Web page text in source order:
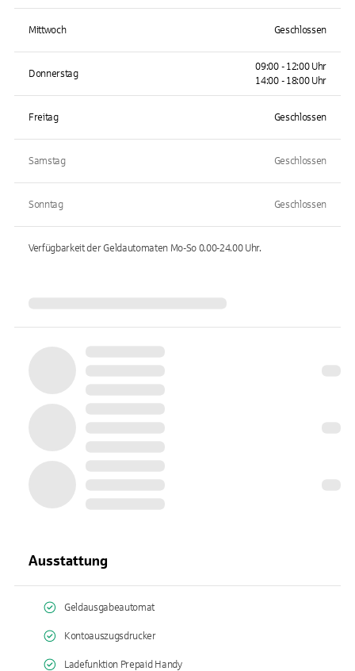
Mittwoch Geschlossen
Donnerstag
09:00 - 12:00 Uhr
14:00 - 18:00 Uhr
Freitag Geschlossen
Samstag Geschlossen
Sonntag Geschlossen
Verfügbarkeit der Geldautomaten Mo-So 0.00-24.00Uhr.
Ausstattung
Geldausgabeautomat
Kontoauszugsdrucker
Ladefunktion Prepaid Handy